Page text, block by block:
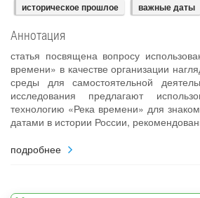
историческое прошлое
важные даты
Аннотация
статья посвящена вопросу
времени» в качестве организации
среды для самостоятельной
исследования предлагают
технологию «Река времени» для
датами в истории России,
подробнее